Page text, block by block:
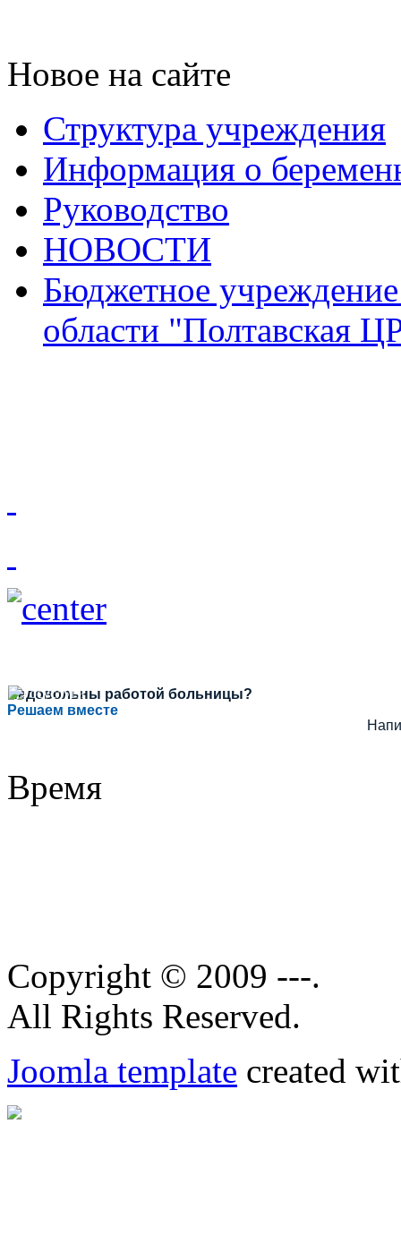
Новое на сайте
Структура учреждения
Информация о
Руководство
НОВОСТИ
Бюджетное
области "Полтавская
Решаем вместе
Недовольны работой больницы?
Время
Copyright © 2009 ---.
All Rights Reserved.
Joomla template created